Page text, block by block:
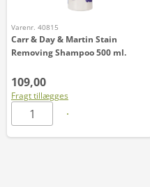
Varenr. 40815
Carr & Day & Martin Stain
Removing Shampoo 500 ml.
109,00
Fragt tillægges